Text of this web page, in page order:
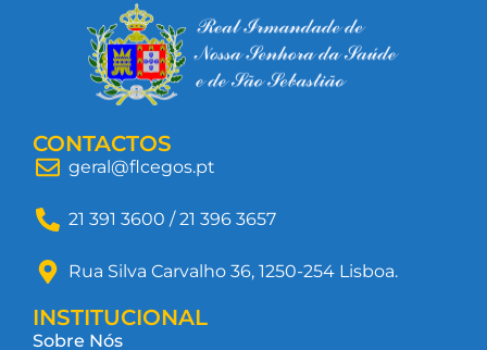
CONTACTOS
geral@flcegos.pt
21 391 3600 / 21 396 3657
Rua Silva Carvalho 36, 1250-254 Lisboa.
INSTITUCIONAL
Sobre Nós